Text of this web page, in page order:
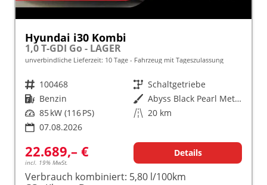
Hyundai i30 Kombi
1,0 T-GDI Go - LAGER
unverbindliche Lieferzeit: 10 Tage Fahrzeug mit Tageszulassung
Fahrzeugnr. 100468 Getriebe Schaltgetriebe
Kraftstoff Benzin Außenfarbe
Abyss Black Pearl Metallic ()
Leistung 85 kW (116 PS) Kilometerstand 20 km
07.08.2026
22.689,– €
incl. 19% MwSt.
Details
Verbrauch kombiniert: 5,80 l/100km